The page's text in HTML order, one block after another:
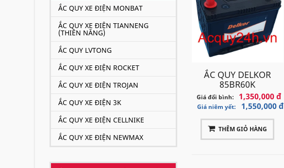
ẮC QUY XE ĐIỆN MONBAT
ẮC QUY XE ĐIỆN TIANNENG
(THIÊN NĂNG)
ẮC QUY LVTONG
ẮC QUY XE ĐIỆN ROCKET
ẮC QUY XE ĐIỆN TROJAN
ẮC QUY XE ĐIỆN 3K
ẮC QUY XE ĐIỆN CELLNIKE
ẮC QUY XE ĐIỆN NEWMAX
ẮC QUY DELKOR
85BR60K
Giá đổi bình: 1,350,000 đ
Giá niêm yết: 1,550,000 đ
THÊM GIỎ HÀNG